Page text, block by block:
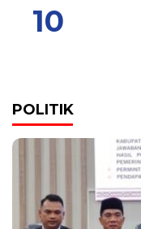
POLITIK